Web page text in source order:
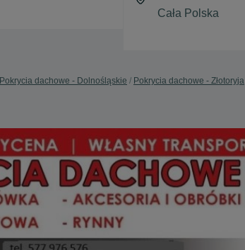
Pokrycia dachowe - Dolnośląskie Pokrycia dachowe - Złotoryja